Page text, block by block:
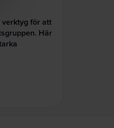
verktyg för att
Här